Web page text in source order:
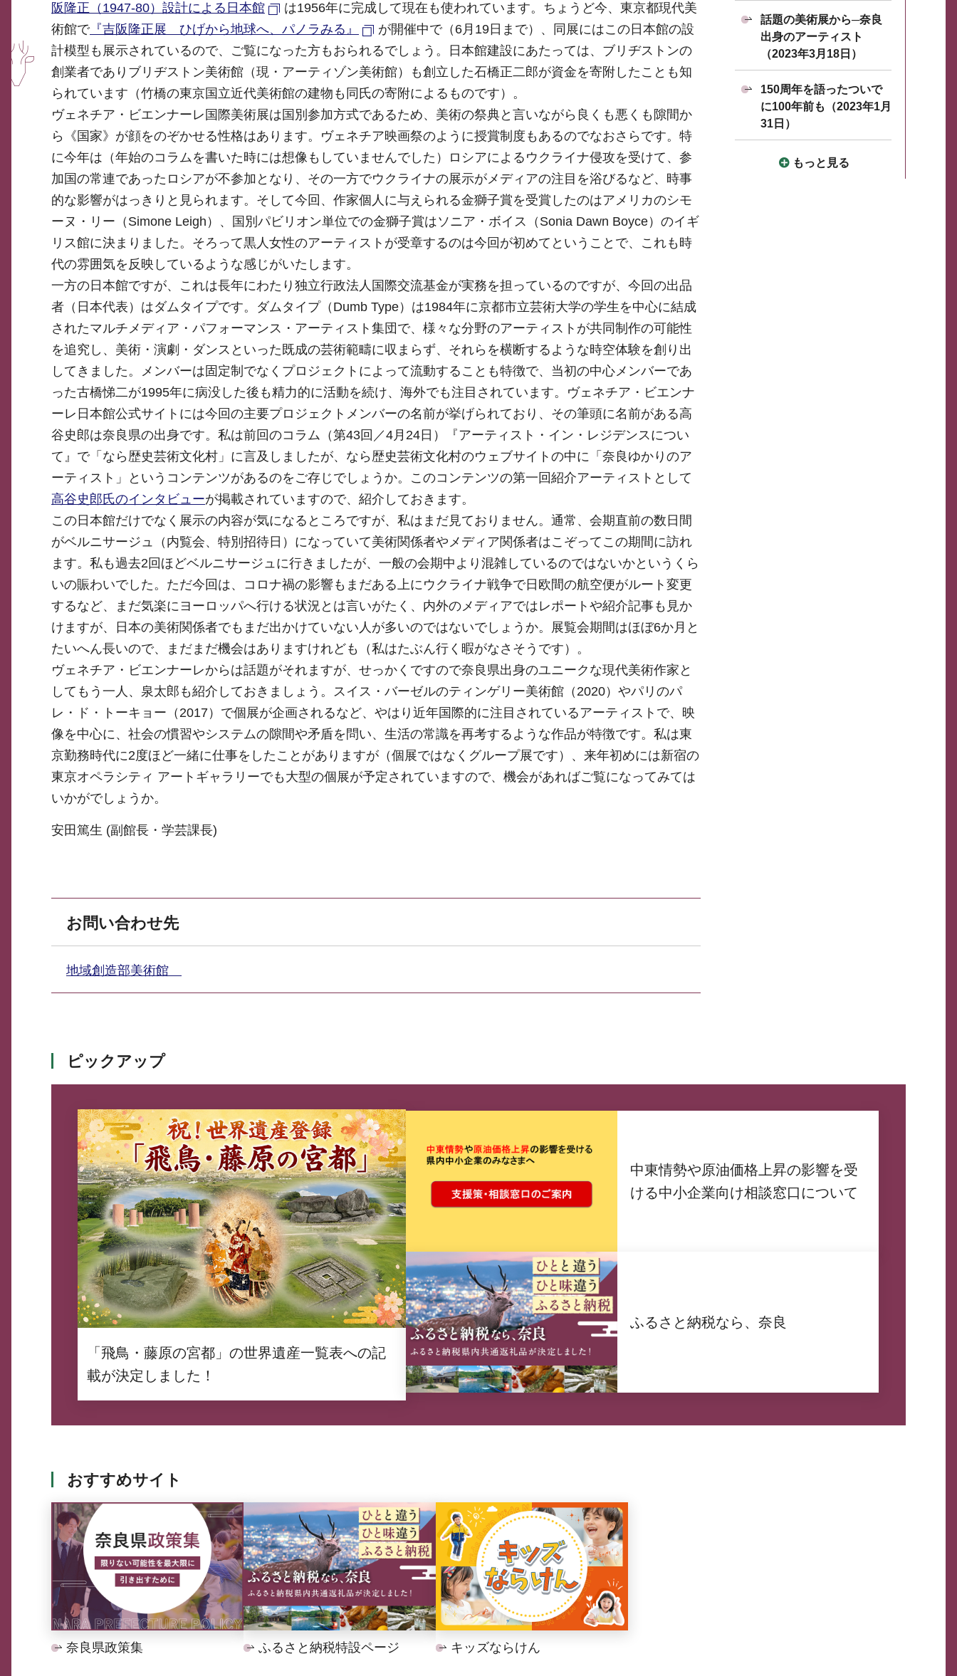
阪隆正（1947-80）設計による日本館
は1956年に完成して現在も使われています。ちょうど今、東京都現代美
術館で『吉阪隆正展 ひげから地球へ、パノラみる』
が開催中で（6月19日まで）、同展にはこの日本館の設
計模型も展示されているので、ご覧になった方もおられるでしょう。日本館建設にあたっては、ブリヂストンの
創業者でありブリヂストン美術館（現・アーティゾン美術館）も創立した石橋正二郎が資金を寄附したことも知
られています（竹橋の東京国立近代美術館の建物も同氏の寄附によるものです）。
ヴェネチア・ビエンナーレ国際美術展は国別参加方式であるため、美術の祭典と言いながら良くも悪くも隙間か
ら《国家》が顔をのぞかせる性格はあります。ヴェネチア映画祭のように授賞制度もあるのでなおさらです。特
に今年は（年始のコラムを書いた時には想像もしていませんでした）ロシアによるウクライナ侵攻を受けて、参
加国の常連であったロシアが不参加となり、その一方でウクライナの展示がメディアの注目を浴びるなど、時事
的な影響がはっきりと見られます。そして今回、作家個人に与えられる金獅子賞を受賞したのはアメリカのシモ
ーヌ・リー（Simone Leigh）、国別パビリオン単位での金獅子賞はソニア・ボイス（Sonia Dawn Boyce）のイギ
リス館に決まりました。そろって黒人女性のアーティストが受章するのは今回が初めてということで、これも時
代の雰囲気を反映しているような感じがいたします。
一方の日本館ですが、これは長年にわたり独立行政法人国際交流基金が実務を担っているのですが、今回の出品
者（日本代表）はダムタイプです。ダムタイプ（Dumb Type）は1984年に京都市立芸術大学の学生を中心に結成
されたマルチメディア・パフォーマンス・アーティスト集団で、様々な分野のアーティストが共同制作の可能性
を追究し、美術・演劇・ダンスといった既成の芸術範疇に収まらず、それらを横断するような時空体験を創り出
してきました。メンバーは固定制でなくプロジェクトによって流動することも特徴で、当初の中心メンバーであ
った古橋悌二が1995年に病没した後も精力的に活動を続け、海外でも注目されています。ヴェネチア・ビエンナ
ーレ日本館公式サイトには今回の主要プロジェクトメンバーの名前が挙げられており、その筆頭に名前がある高
谷史郎は奈良県の出身です。私は前回のコラム（第43回／4月24日）『アーティスト・イン・レジデンスについ
て』で「なら歴史芸術文化村」に言及しましたが、なら歴史芸術文化村のウェブサイトの中に「奈良ゆかりのア
ーティスト」というコンテンツがあるのをご存じでしょうか。このコンテンツの第一回紹介アーティストとして
高谷史郎氏のインタビューが掲載されていますので、紹介しておきます。
この日本館だけでなく展示の内容が気になるところですが、私はまだ見ておりません。通常、会期直前の数日間
がベルニサージュ（内覧会、特別招待日）になっていて美術関係者やメディア関係者はこぞってこの期間に訪れ
ます。私も過去2回ほどベルニサージュに行きましたが、一般の会期中より混雑しているのではないかというくら
いの賑わいでした。ただ今回は、コロナ禍の影響もまだある上にウクライナ戦争で日欧間の航空便がルート変更
するなど、まだ気楽にヨーロッパへ行ける状況とは言いがたく、内外のメディアではレポートや紹介記事も見か
けますが、日本の美術関係者でもまだ出かけていない人が多いのではないでしょうか。展覧会期間はほぼ6か月と
たいへん長いので、まだまだ機会はありますけれども（私はたぶん行く暇がなさそうです）。
ヴェネチア・ビエンナーレからは話題がそれますが、せっかくですので奈良県出身のユニークな現代美術作家と
してもう一人、泉太郎も紹介しておきましょう。スイス・バーゼルのティンゲリー美術館（2020）やパリのパ
レ・ド・トーキョー（2017）で個展が企画されるなど、やはり近年国際的に注目されているアーティストで、映
像を中心に、社会の慣習やシステムの隙間や矛盾を問い、生活の常識を再考するような作品が特徴です。私は東
京勤務時代に2度ほど一緒に仕事をしたことがありますが（個展ではなくグループ展です）、来年初めには新宿の
東京オペラシティ アートギャラリーでも大型の個展が予定されていますので、機会があればご覧になってみては
いかがでしょうか。
安田篤生 (副館長・学芸課長)
お問い合わせ先
地域創造部美術館
話題の美術展から─奈良
出身のアーティスト
（2023年3月18日）
150周年を語ったついで
に100年前も（2023年1月
31日）
もっと見る
ピックアップ
「飛鳥・藤原の宮都」の世界遺産一覧表への記
載が決定しました！
中東情勢や原油価格上昇の影響を受
ける中小企業向け相談窓口について
ふるさと納税なら、奈良
おすすめサイト
奈良県政策集 ふるさと納税特設ページ キッズならけん